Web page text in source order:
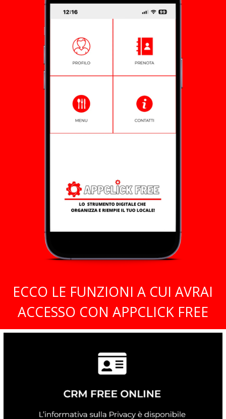
ECCO LE FUNZIONI A CUI AVRAI
ACCESSO CON APPCLICK FREE